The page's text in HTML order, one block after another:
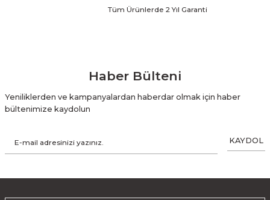
Tüm Ürünlerde 2 Yıl Garanti
Haber Bülteni
Yeniliklerden ve kampanyalardan haberdar olmak için haber
bültenimize kaydolun
KAYDOL